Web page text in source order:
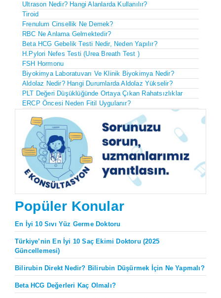
Ultrason Nedir? Hangi Alanlarda Kullanılır?
Tiroid
Frenulum Cinsellik Ne Demek?
RBC Ne Anlama Gelmektedir?
Beta HCG Gebelik Testi Nedir, Neden Yapılır?
H.Pylori Nefes Testi (Urea Breath Test )
FSH Hormonu
Biyokimya Laboratuvarı Ve Klinik Biyokimya Nedir?
Aldolaz Nedir? Hangi Durumlarda Aldolaz Yükselir?
PLT Değeri Düşüklüğünde Ortaya Çıkan Rahatsızlıklar
ERCP Öncesi Neden Fitil Uygulanır?
Popüler Konular
En İyi 10 Sıvı Yüz Germe Doktoru
Türkiye’nin En İyi 10 Saç Ekimi Doktoru (2025
Güncellemesi)
Bilirubin Direkt Nedir? Bilirubin Düşürmek İçin Ne Yapmalı?
Beta HCG Değerleri Kaç Olmalı?